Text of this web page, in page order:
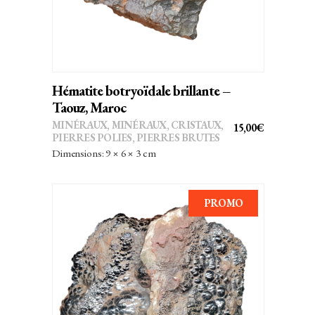
Hématite botryoïdale brillante –
Taouz, Maroc
15,00€
MINÉRAUX, MINÉRAUX, CRISTAUX,
PIERRES POLIES, PIERRES BRUTES
Dimensions: 9 × 6 × 3 cm
PROMO
AJOUTER AU PANIER